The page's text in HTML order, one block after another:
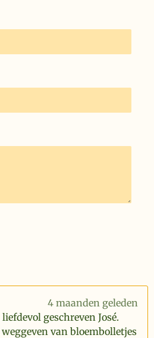
4 maanden geleden
geschreven José.
van bloembolletjes